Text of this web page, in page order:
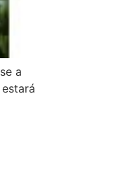
a